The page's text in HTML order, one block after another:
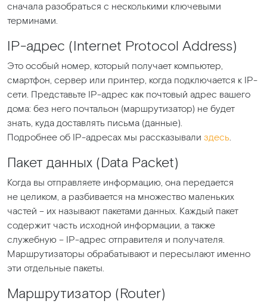
сначала разобраться с несколькими ключевыми
терминами.
IP-адрес (Internet Protocol Address)
Это особый номер, который получает компьютер,
смартфон, сервер или принтер, когда подключается к IP-
сети. Представьте IP-адрес как почтовый адрес вашего
дома: без него почтальон (маршрутизатор) не будет
знать, куда доставлять письма (данные).
Подробнее об IP-адресах мы рассказывали здесь.
Пакет данных (Data Packet)
Когда вы отправляете информацию, она передается
не целиком, а разбивается на множество маленьких
частей – их называют пакетами данных. Каждый пакет
содержит часть исходной информации, а также
служебную – IP-адрес отправителя и получателя.
Маршрутизаторы обрабатывают и пересылают именно
эти отдельные пакеты.
Маршрутизатор (Router)